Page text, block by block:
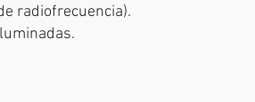
radiofrecuencia).